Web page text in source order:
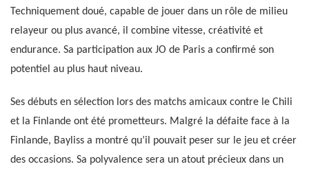
Techniquement doué, capable de jouer dans un rôle de milieu
relayeur ou plus avancé, il combine vitesse, créativité et
endurance. Sa participation aux JO de Paris a confirmé son
potentiel au plus haut niveau.
Ses débuts en sélection lors des matchs amicaux contre le Chili
et la Finlande ont été prometteurs. Malgré la défaite face à la
Finlande, Bayliss a montré qu’il pouvait peser sur le jeu et créer
des occasions. Sa polyvalence sera un atout précieux dans un